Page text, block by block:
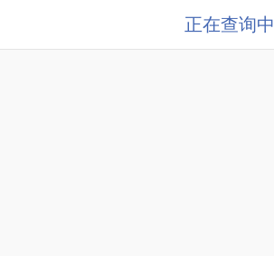
正在查询中